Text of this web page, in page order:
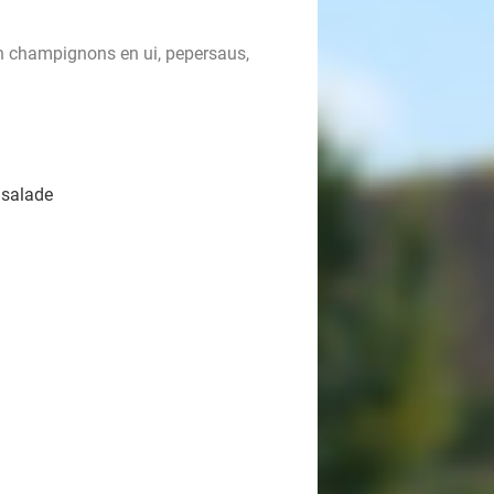
champignons en ui, pepersaus,